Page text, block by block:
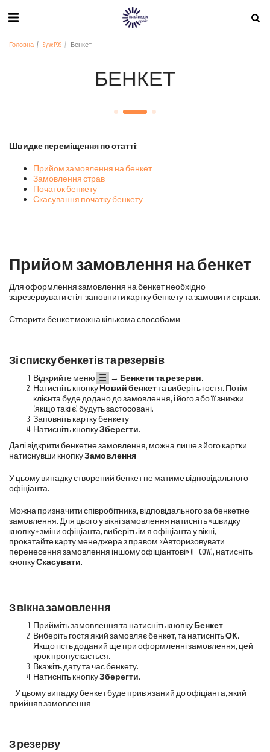
Головна Syrve POS Бенкет
БЕНКЕТ
Швидке переміщення по статті:
Прийом замовлення на бенкет
Замовлення страв
Початок бенкету
Скасування початку бенкету
Прийом замовлення на бенкет
Для оформлення замовлення на бенкет необхідно
зарезервувати стіл, заповнити картку бенкету та замовити страви.
Створити бенкет можна кількома способами.
Зі списку бенкетів та резервів
Відкрийте меню ☰ → Бенкети та резерви.
Натисніть кнопкуНовий бенкетта виберіть гостя. Потім
клієнта буде додано до замовлення, і його або її знижки
(якщо такі є) будуть застосовані.
Заповніть картку бенкету.
Натисніть кнопкуЗберегти.
Далі відкрити бенкетне замовлення, можна лише з його картки,
натиснувши кнопкуЗамовлення.
У цьому випадку створений бенкет не матиме відповідального
офіціанта.
Можна призначити співробітника, відповідального за бенкетне
замовлення. Для цього у вікні замовлення натисніть «швидку
кнопку» зміни офіціанта, виберіть ім'я офіціанта у вікні,
прокатайте карту менеджера з правом «Авторизовувати
перенесення замовлення іншому офіціантові» (F_COW), натисніть
кнопкуСкасувати.
З вікна замовлення
Прийміть замовлення та натисніть кнопкуБенкет.
Виберіть гостя який замовляє бенкет, та натиснітьОК.
Якщо гість доданий ще при оформленні замовлення, цей
крок пропускається.
Вкажіть дату та час бенкету.
Натисніть кнопкуЗберегти.
У цьому випадку бенкет буде прив'язаний до офіціанта, який
прийняв замовлення.
З резерву